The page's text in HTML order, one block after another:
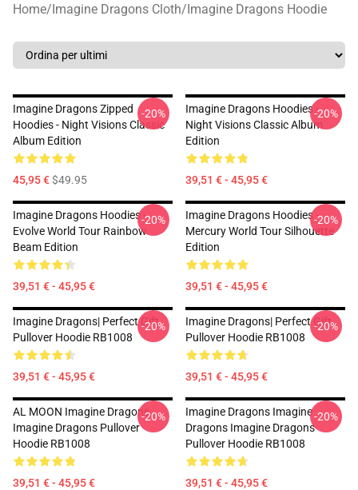
Home/Imagine Dragons Cloth/Imagine Dragons Hoodie
Imagine Dragons Zipped
Hoodies - Night Visions Classic
Album Edition
45,95 €$49.95
-20%
Imagine Dragons Hoodies -
Night Visions Classic Album
Edition
39,51 € - 45,95 €
-20%
Imagine Dragons Hoodies -
Evolve World Tour Rainbow
Beam Edition
39,51 € - 45,95 €
-20%
Imagine Dragons Hoodies -
Mercury World Tour Silhouette
Edition
39,51 € - 45,95 €
-20%
Imagine Dragons| Perfect Gift
Pullover Hoodie RB1008
39,51 € - 45,95 €
-20%
Imagine Dragons| Perfect Gift
Pullover Hoodie RB1008
39,51 € - 45,95 €
-20%
AL MOON Imagine Dragons
Imagine Dragons Pullover
Hoodie RB1008
39,51 € - 45,95 €
-20%
Imagine Dragons Imagine
Dragons Imagine Dragons
Pullover Hoodie RB1008
39,51 € - 45,95 €
-20%